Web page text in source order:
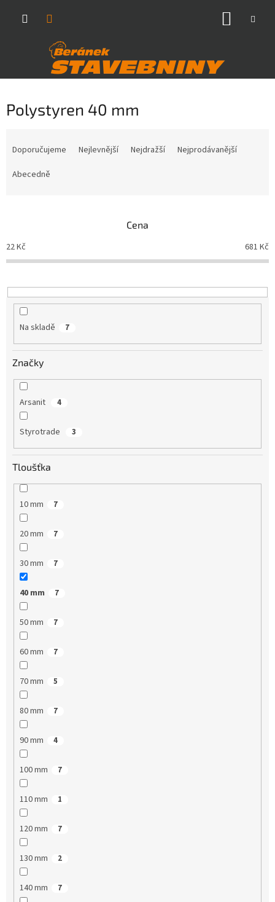
Polystyren 40 mm
o
d
k
t
Doporučujeme Nejlevnější Nejdražší
Nejprodávanější
Abecedně
Cena
22Kč 681 Kč
Na skladě 7
Značky
Arsanit 4
Styrotrade 3
Tloušťka
10 mm 7
20 mm 7
30 mm 7
40 mm 7
50 mm 7
60 mm 7
70 mm 5
80 mm 7
90 mm 4
100 mm 7
110 mm 1
120 mm 7
130 mm 2
140 mm 7